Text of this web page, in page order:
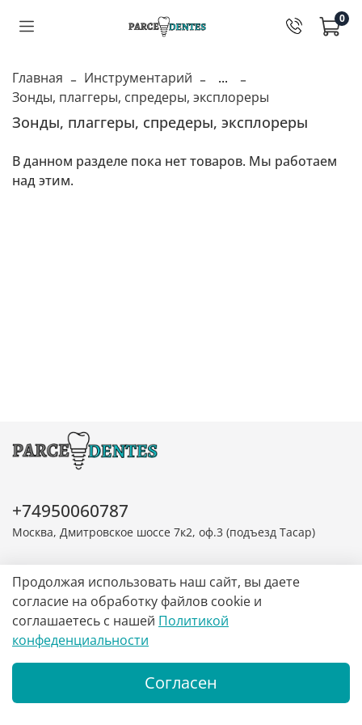
0
Главная Инструментарий
...
Зонды, плаггеры, спредеры, эксплореры
Зонды, плаггеры, спредеры, эксплореры
В данном разделе пока нет товаров. Мы работаем
над этим.
Информация
+74950060787
Москва, Дмитровское шоссе 7к2, оф.3 (подъезд Тасар)
Мы в соцсетях
Продолжая использовать наш сайт, вы даете
согласие на обработку файлов cookie и
соглашаетесь с нашей Политикой
конфеденциальности
Согласен